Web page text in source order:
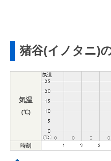
猪谷(イノタニ)
気温
(℃)
時刻